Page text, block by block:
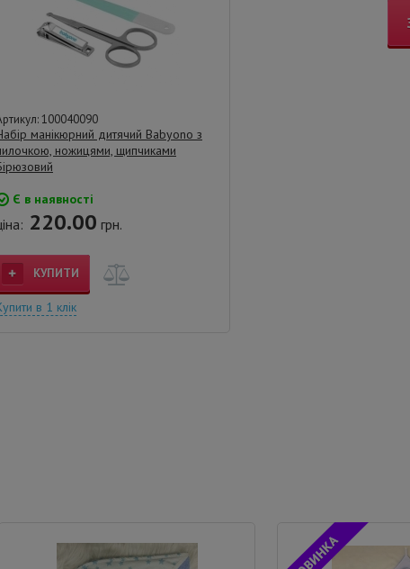
100040090
манікюрний дитячий Babyono з
ножицями, щипчиками
Є в наявності
220.00 грн.
КУПИТИ
в 1 клік